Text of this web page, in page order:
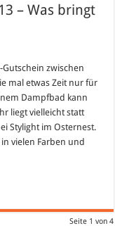
– Was bringt
Gutschein zwischen
mal etwas Zeit nur für
Dampfbad kann
liegt vielleicht statt
Stylight im Osternest.
vielen Farben und
Seite 1 von 4